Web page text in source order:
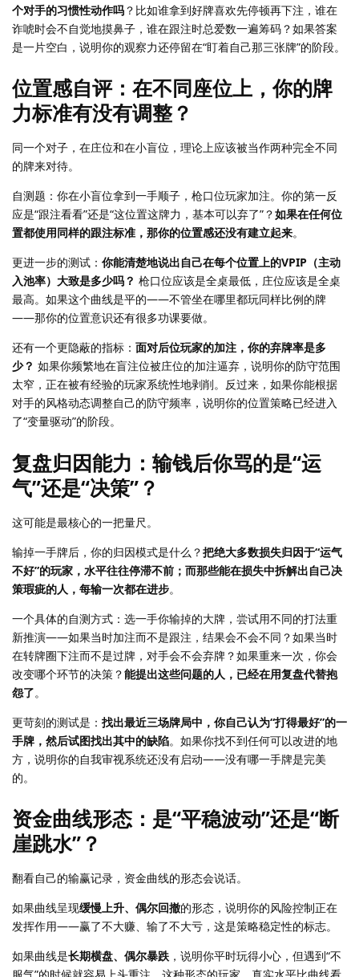
个对手的习惯性动作吗 ？比如谁拿到好牌喜欢先停顿再下注，谁在
诈唬时会不自觉地摸鼻子，谁在跟注时总爱数一遍筹码？如果答案
是一片空白，说明你的观察力还停留在“盯着自己那三张牌”的阶段。
位置感自评：在不同座位上，你的牌
力标准有没有调整？
同一个对子，在庄位和在小盲位，理论上应该被当作两种完全不同
的牌来对待。
自测题：你在小盲位拿到一手顺子，枪口位玩家加注。你的第一反
应是“跟注看看”还是“这位置这牌力，基本可以弃了”？如果在任何位
置都使用同样的跟注标准，那你的位置感还没有建立起来。
更进一步的测试： 你能清楚地说出自己在每个位置上的VPIP（主动
入池率）大致是多少吗？ 枪口位应该是全桌最低，庄位应该是全桌
最高。如果这个曲线是平的——不管坐在哪里都玩同样比例的牌
——那你的位置意识还有很多功课要做。
还有一个更隐蔽的指标： 面对后位玩家的加注，你的弃牌率是多
少？ 如果你频繁地在盲注位被庄位的加注逼弃，说明你的防守范围
太窄，正在被有经验的玩家系统性地剥削。反过来，如果你能根据
对手的风格动态调整自己的防守频率，说明你的位置策略已经进入
了“变量驱动”的阶段。
复盘归因能力：输钱后你骂的是“运
气”还是“决策”？
这可能是最核心的一把量尺。
输掉一手牌后，你的归因模式是什么？把绝大多数损失归因于“运气
不好”的玩家，水平往往停滞不前；而那些能在损失中拆解出自己决
策瑕疵的人，每输一次都在进步。
一个具体的自测方式：选一手你输掉的大牌，尝试用不同的打法重
新推演——如果当时加注而不是跟注，结果会不会不同？如果当时
在转牌圈下注而不是过牌，对手会不会弃牌？如果重来一次，你会
改变哪个环节的决策？能提出这些问题的人，已经在用复盘代替抱
怨了。
更苛刻的测试是： 找出最近三场牌局中，你自己认为“打得最好”的一
手牌，然后试图找出其中的缺陷。如果你找不到任何可以改进的地
方，说明你的自我审视系统还没有启动——没有哪一手牌是完美
的。
资金曲线形态：是“平稳波动”还是“断
崖跳水”？
翻看自己的输赢记录，资金曲线的形态会说话。
如果曲线呈现缓慢上升、偶尔回撤的形态，说明你的风险控制正在
发挥作用——赢了不大赚、输了不大亏，这是策略稳定性的标志。
如果曲线是长期横盘、偶尔暴跌 ，说明你平时玩得小心，但遇到“不